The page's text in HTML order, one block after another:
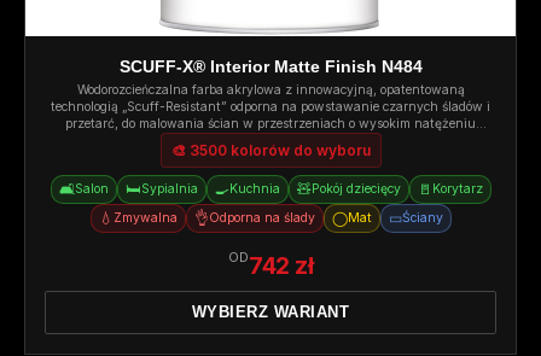
SCUFF-X® Interior Matte Finish N484
Wodorozcieńczalna farba akrylowa z innowacyjną, opatentowaną
technologią „Scuff-Resistant” odporna na powstawanie czarnych śladów i
przetarć, do malowania ścian w przestrzeniach o wysokim natężeniu
🎨 3500 kolorów do wyboru
🛋️Salon 🛏️Sypialnia 🍳Kuchnia 🧸Pokój dziecięcy 🚪 Korytarz
💧 Zmywalna 👌Odporna na ślady ◯Mat ▭Ściany
OD742 zł
WYBIERZ WARIANT